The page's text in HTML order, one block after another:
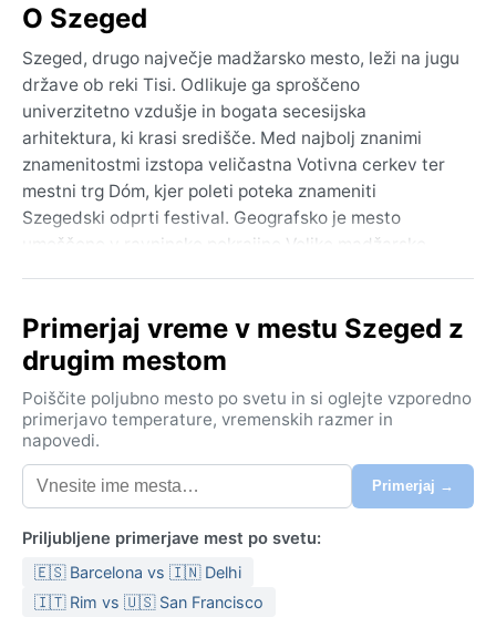
O Szeged
Szeged, drugo največje madžarsko mesto, leži na jugu
države ob reki Tisi. Odlikuje ga sproščeno
univerzitetno vzdušje in bogata secesijska
arhitektura, ki krasi središče. Med najbolj znanimi
znamenitostmi izstopa veličastna Votivna cerkev ter
mestni trg Dóm, kjer poleti poteka znameniti
Szegedski odprti festival. Geografsko je mesto
umeščeno v ravninsko pokrajino Velike madžarske
celinsko podnebje s toplim poletjem. Poletja so
sončna in topla, s pogostimi temperaturami okoli 30
°C, občasno pa lahko pride do vročinskih valov. Zime
so mrzle, s temperaturami pod lediščem in občasnimi
snežnimi padavinami. Padavine so razmeroma
enakomerno porazdeljene čez vse leto, zračna vlaga
pa je zmerna. Za obisk je priporočljivo imeti s seboj
soncem, medtem ko pozimi ne smejo manjkati topla
oblačila, kapa in nepremočljiv plašč.
Najboljši čas za obisk z vidika vremena sta pozna
Primerjaj vreme v mestu Szeged z
drugim mestom
Poiščite poljubno mesto po svetu in si oglejte vzporedno
primerjavo temperature, vremenskih razmer in
napovedi.
Primerjaj →
Priljubljene primerjave mest po svetu:
🇪🇸 Barcelona vs 🇮🇳 Delhi
🇮🇹 Rim vs 🇺🇸 San Francisco